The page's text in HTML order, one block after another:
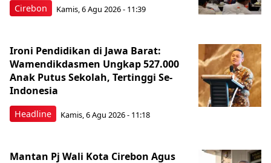
Cirebon Kamis, 6 Agu 2026 - 11:39
Headline
Ironi Pendidikan di Jawa Barat:
Wamendikdasmen Ungkap 527.000
Anak Putus Sekolah, Tertinggi Se-
Indonesia
Kamis, 6 Agu 2026 - 11:18
Mantan Pj Wali Kota Cirebon Agus